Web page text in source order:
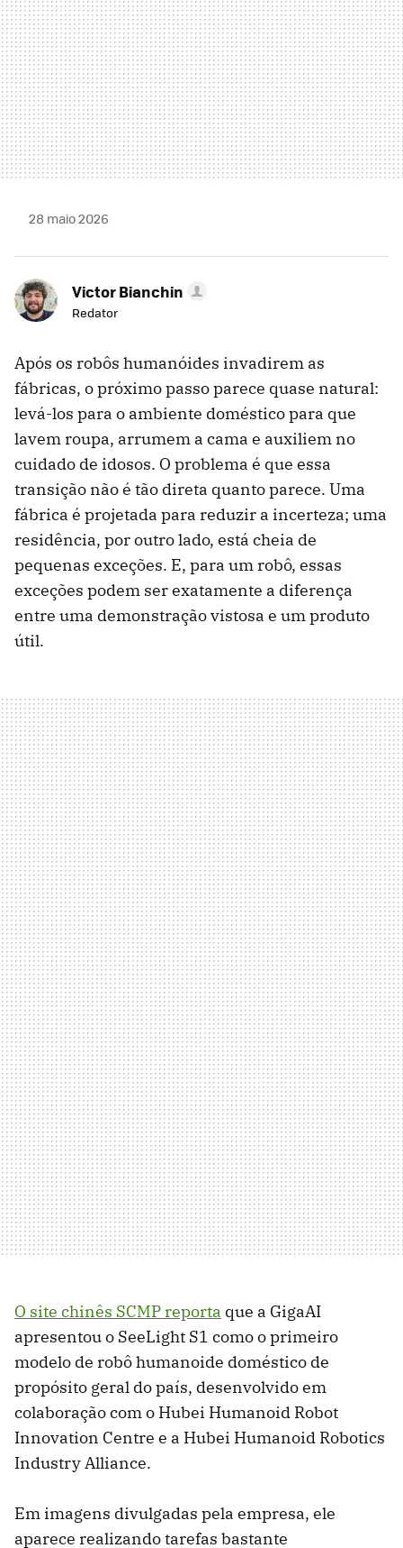
28 maio 2026
Victor Bianchin
Redator
Após os robôs humanóides invadirem as
fábricas, o próximo passo parece quase natural:
levá-los para o ambiente doméstico para que
lavem roupa, arrumem a cama e auxiliem no
cuidado de idosos. O problema é que essa
transição não é tão direta quanto parece. Uma
fábrica é projetada para reduzir a incerteza; uma
residência, por outro lado, está cheia de
pequenas exceções. E, para um robô, essas
exceções podem ser exatamente a diferença
entre uma demonstração vistosa e um produto
útil.
O site chinês SCMP reporta que a GigaAI
apresentou o SeeLight S1 como o primeiro
modelo de robô humanoide doméstico de
propósito geral do país, desenvolvido em
colaboração com o Hubei Humanoid Robot
Innovation Centre e a Hubei Humanoid Robotics
Industry Alliance.
Em imagens divulgadas pela empresa, ele
aparece realizando tarefas bastante